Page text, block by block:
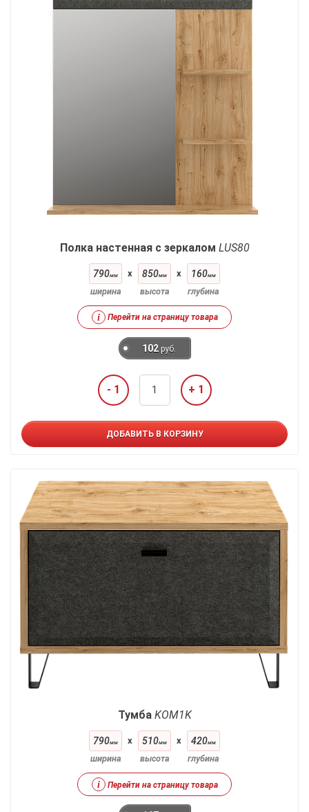
Полка настенная с зеркалом LUS80
790мм
ширина
x 850мм
высота
x 160мм
глубина
i Перейти на страницу товара
102 руб.
- 1 + 1
ДОБАВИТЬ В КОРЗИНУ
Тумба KOM1K
790мм
ширина
x 510мм
высота
x 420мм
глубина
i Перейти на страницу товара